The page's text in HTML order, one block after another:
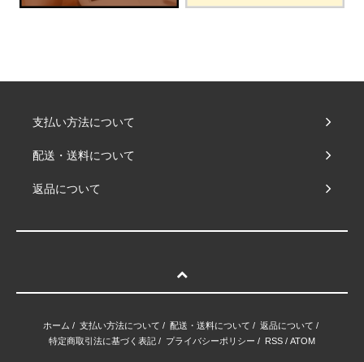
支払い方法について
配送・送料について
返品について
ホーム / 支払い方法について / 配送・送料について / 返品について /
特定商取引法に基づく表記 / プライバシーポリシー / RSS / ATOM